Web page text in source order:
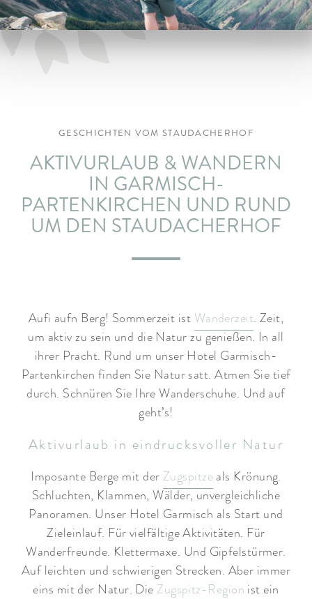
ARRANGEMENTS
WISSENSWERTES
GESCHICHTEN VOM STAUDACHERHOF
AKTIVURLAUB & WANDERN
IN GARMISCH-
PARTENKIRCHEN UND RUND
UM DEN STAUDACHERHOF
Aufi aufn Berg! Sommerzeit ist Wanderzeit. Zeit,
um aktiv zu sein und die Natur zu genießen. In all
ihrer Pracht. Rund um unser Hotel Garmisch-
Partenkirchen finden Sie Natur satt. Atmen Sie tief
durch. Schnüren Sie Ihre Wanderschuhe. Und auf
geht’s!
Aktivurlaub in eindrucksvoller Natur
Imposante Berge mit der Zugspitze als Krönung.
Schluchten, Klammen, Wälder, unvergleichliche
Panoramen. Unser Hotel Garmisch als Start und
Zieleinlauf. Für vielfältige Aktivitäten. Für
Wanderfreunde. Klettermaxe. Und Gipfelstürmer.
Auf leichten und schwierigen Strecken. Aber immer
eins mit der Natur. DieZugspitz-Region ist ein